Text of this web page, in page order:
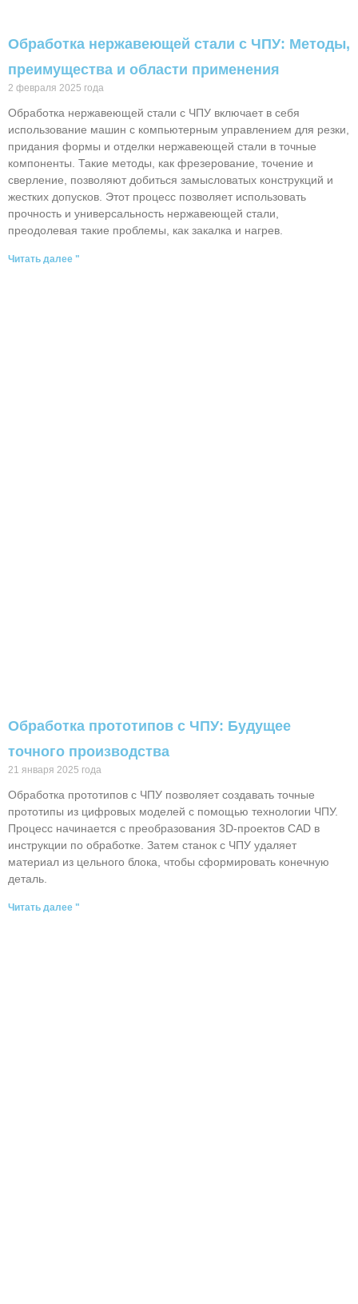
Обработка нержавеющей стали с ЧПУ: Методы,
преимущества и области применения
2 февраля 2025 года
Обработка нержавеющей стали с ЧПУ включает в себя
использование машин с компьютерным управлением для резки,
придания формы и отделки нержавеющей стали в точные
компоненты. Такие методы, как фрезерование, точение и
сверление, позволяют добиться замысловатых конструкций и
жестких допусков. Этот процесс позволяет использовать
прочность и универсальность нержавеющей стали,
преодолевая такие проблемы, как закалка и нагрев.
Читать далее "
Обработка прототипов с ЧПУ: Будущее
точного производства
21 января 2025 года
Обработка прототипов с ЧПУ позволяет создавать точные
прототипы из цифровых моделей с помощью технологии ЧПУ.
Процесс начинается с преобразования 3D-проектов CAD в
инструкции по обработке. Затем станок с ЧПУ удаляет
материал из цельного блока, чтобы сформировать конечную
деталь.
Читать далее "